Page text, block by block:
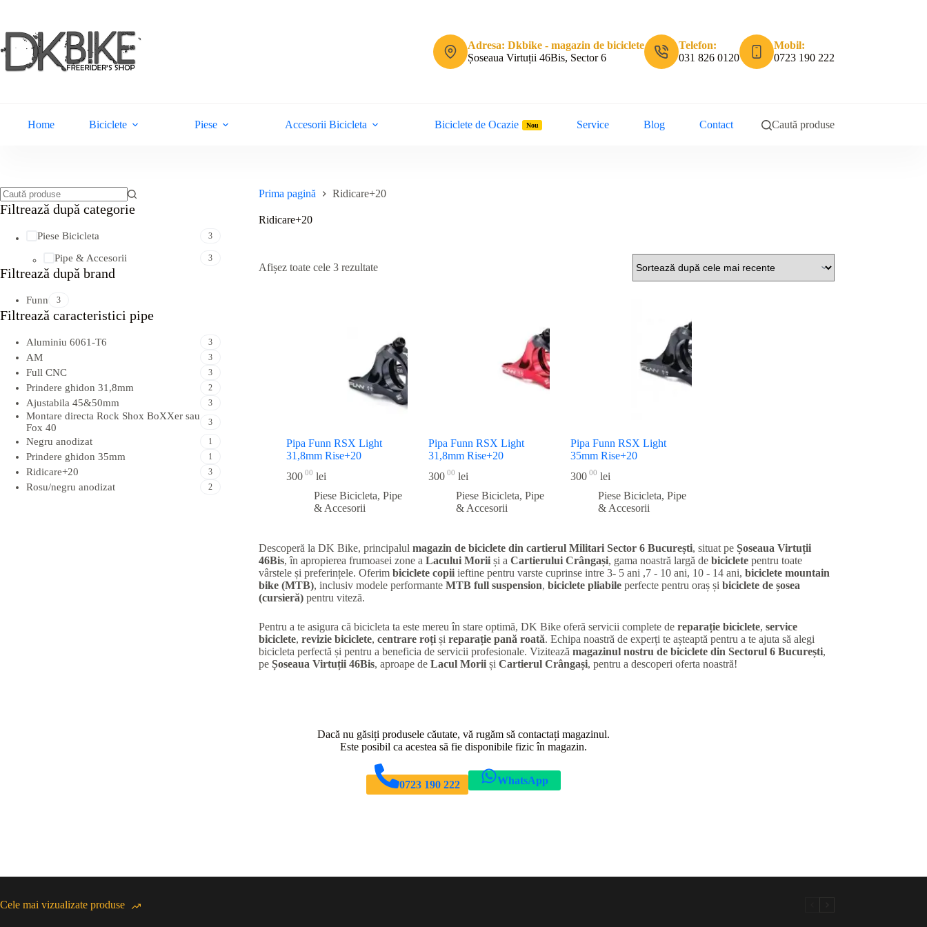
conținut
Adresa: Dkbike - magazin de biciclete
Șoseaua Virtuții 46Bis, Sector 6
Telefon:
031 826 0120
Mobil:
0723 190 222
Home Biciclete Piese Accesorii Bicicleta Biciclete de Ocazie Nou Service Blog Contact Caută produse
Prima pagină Ridicare+20
Ridicare+20
Afișez toate cele 3 rezultateSortat
Pipa Funn RSX Light
31,8mm Rise+20
30000 lei
Piese Bicicleta, Pipe
& Accesorii
Pipa Funn RSX Light
31,8mm Rise+20
300 00 lei
Piese Bicicleta,Pipe
& Accesorii
Pipa Funn RSX Light
35mm Rise+20
300 00 lei
Piese Bicicleta,Pipe
& Accesorii
Descoperă la DK Bike, principalul magazin de biciclete din cartierul MilitariSector 6 București, situat pe Șoseaua Virtuții
46Bis, în apropierea frumoasei zone a Lacului Moriiși a Cartierului Crângași, gama noastră largă de bicicletepentru toate
vârstele și preferințele. Oferim biciclete copiiieftine pentru varste cuprinse intre 3- 5 ani ,7 - 10 ani, 10 - 14 ani, biciclete mountain
bike (MTB), inclusiv modele performante MTB full suspension, biciclete pliabileperfecte pentru oraș și biciclete de șosea
(cursieră)pentru viteză.
Pentru a te asigura că bicicleta ta este mereu în stare optimă, DK Bike oferă servicii complete de reparație biciclete, service
biciclete, revizie biciclete, centrare roțiși reparație pană roată. Echipa noastră de experți te așteaptă pentru a te ajuta să alegi
bicicleta perfectă și pentru a beneficia de servicii profesionale. Vizitează magazinul nostru de biciclete din Sectorul 6 București,
pe Șoseaua Virtuții 46Bis, aproape de Lacul Moriiși Cartierul Crângași, pentru a descoperi oferta noastră!
Niciun
Filtreazǎ dupǎ categorie
Piese Bicicleta 3
Pipe & Accesorii 3
Filtreazǎ dupǎ brand
Funn 3
Filtreazǎ caracteristici pipe
Aluminiu 6061-T6 3
AM 3
Full CNC 3
Prindere ghidon 31,8mm 2
Ajustabila 45&50mm 3
Montare directa Rock Shox BoXXer sau
Fox 40
3
Negru anodizat 1
Prindere ghidon 35mm 1
Ridicare+20 3
Rosu/negru anodizat 2
Dacă nu găsiți produsele căutate, vă rugăm să contactați magazinul.
Este posibil ca acestea să fie disponibile fizic în magazin.
0723 190 222 WhatsApp
Cele mai vizualizate produse